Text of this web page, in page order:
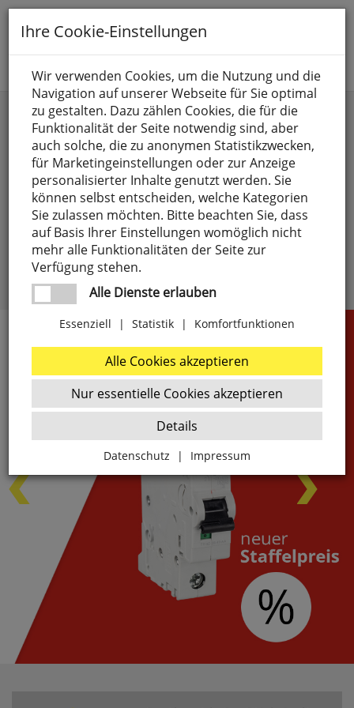
Toggle
Suche nach
Anmelden
angemeldet bleiben
Passwort vergessen?
anmelden
Noch kein Kunde?Jetzt registrieren >
Ihre Cookie-Einstellungen
Wir verwenden Cookies, um die Nutzung und die
Navigation auf unserer Webseite für Sie optimal
zu gestalten. Dazu zählen Cookies, die für die
Funktionalität der Seite notwendig sind, aber
auch solche, die zu anonymen Statistikzwecken,
für Marketingeinstellungen oder zur Anzeige
personalisierter Inhalte genutzt werden. Sie
können selbst entscheiden, welche Kategorien
Sie zulassen möchten. Bitte beachten Sie, dass
auf Basis Ihrer Einstellungen womöglich nicht
mehr alle Funktionalitäten der Seite zur
Verfügung stehen.
Alle Dienste erlauben
Essenziell | Statistik | Komfortfunktionen
Alle Cookies akzeptieren
Nur essentielle Cookies akzeptieren
Details
Datenschutz | Impressum
Zurück
Essenziell
websale_ac
ws8_pferdekaemper_01-aa_sid
Diese Cookies sind essenziell für die Funktion des